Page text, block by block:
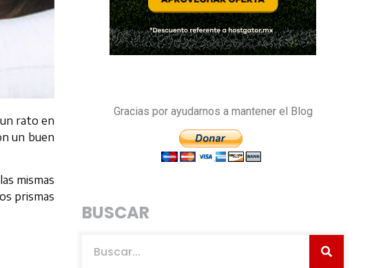
rato en
un buen
mismas
prismas
Gracias por ayudarnos a mantener el Blog
BUSCAR